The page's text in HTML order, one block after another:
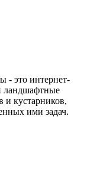
- это интернет-
ландшафтные
и кустарников,
ими задач.